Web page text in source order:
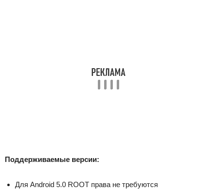
Поддерживаемые версии:
Для Android 5.0 ROOT права не требуются